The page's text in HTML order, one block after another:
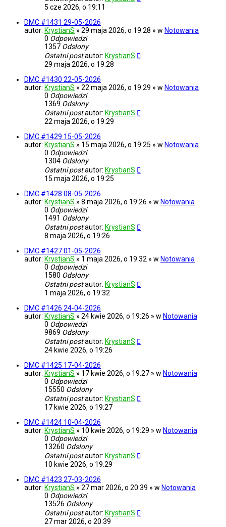
5 cze 2026, o 19:11
DMC #1431 29-05-2026
autor: KrystianS » 29 maja 2026, o 19:28 » w Notowania
0 Odpowiedzi
1357 Odsłony
Ostatni postautor: KrystianS
29 maja 2026, o 19:28
DMC #1430 22-05-2026
autor: KrystianS » 22 maja 2026, o 19:29 » w Notowania
0 Odpowiedzi
1369 Odsłony
Ostatni postautor: KrystianS
22 maja 2026, o 19:29
DMC #1429 15-05-2026
autor: KrystianS » 15 maja 2026, o 19:25 » w Notowania
0 Odpowiedzi
1304 Odsłony
Ostatni postautor: KrystianS
15 maja 2026, o 19:25
DMC #1428 08-05-2026
autor: KrystianS » 8 maja 2026, o 19:26 » w Notowania
0 Odpowiedzi
1491 Odsłony
Ostatni postautor: KrystianS
8 maja 2026, o 19:26
DMC #1427 01-05-2026
autor: KrystianS » 1 maja 2026, o 19:32 » w Notowania
0 Odpowiedzi
1580 Odsłony
Ostatni postautor: KrystianS
1 maja 2026, o 19:32
DMC #1426 24-04-2026
autor: KrystianS » 24 kwie 2026, o 19:26 » w Notowania
0 Odpowiedzi
9869 Odsłony
Ostatni postautor: KrystianS
24 kwie 2026, o 19:26
DMC #1425 17-04-2026
autor: KrystianS » 17 kwie 2026, o 19:27 » w Notowania
0 Odpowiedzi
15550 Odsłony
Ostatni postautor: KrystianS
17 kwie 2026, o 19:27
DMC #1424 10-04-2026
autor: KrystianS » 10 kwie 2026, o 19:29 » w Notowania
0 Odpowiedzi
13260 Odsłony
Ostatni postautor: KrystianS
10 kwie 2026, o 19:29
DMC #1423 27-03-2026
autor: KrystianS » 27 mar 2026, o 20:39 » w Notowania
0 Odpowiedzi
13526 Odsłony
Ostatni postautor: KrystianS
27 mar 2026, o 20:39